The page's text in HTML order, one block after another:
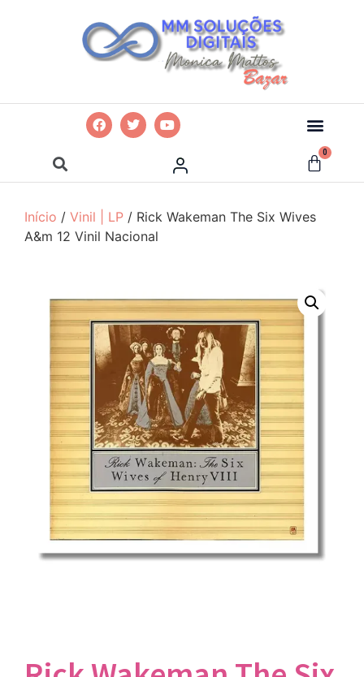
0
Início / Vinil | LP / Rick Wakeman The Six Wives
A&m 12 Vinil Nacional